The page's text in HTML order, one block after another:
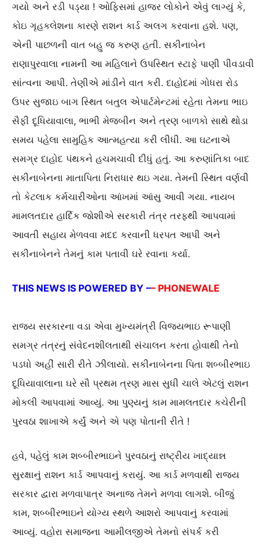
ગયો અને રડી પડ્યા ! ઓફિસમાં હાજર લોકોને એવું લાગ્યું કે,
કોઇ ગૃહકલેશના કારણે રાશન કાર્ડ અલગ કરવાના હશે. પણ,
એની પાછળની વાત બહુ જ કરુણ હતી. સકીનાબેન
રાણાપુરવાલા નામની આ મહિલાને ઉપસ્થિત સ્ટાફે પાણી પીવડાવી
સાંત્વના આપી. તેણીએ માંડીને વાત કરી. દાહોદમાં ગોધરા રોડ
ઉપર સુજાઇ બાગ સ્થિત બતુલ એપાર્ટમેન્ટમાં રહેતા તેમના ભાઇ
સૈફી દૂધિયાવાલા, ભાભી મેજબીન અને ત્રણ બાળકો સાથે થોડા
સમય પહેલા સામુહિક આત્મહત્યા કરી લીધી. આ ઘટનાએ
સમગ્ર દાહોદ પંથકને હચમચાવી દીધું હતું. આ કરુણાંતિકા બાદ
સકીનાબેનના માતાપિતા નિરાધાર થઇ ગયા. તેમની સ્થિત વર્ણવી
તો કેટલાક કર્મચારીઓના આંખમાં આંસુ આવી ગયા. નાયબ
મામલતદાર હાર્દિક જોશીએ સરકારી તંત્ર તરફથી આપવામાં
આવતી સહાય મેળવવા મદદ કરવાની ધરપત આપી અને
સકીનાબેનને તેમનું કામ પતાવી ઘરે રવાના કર્યા.
THIS NEWS IS POWERED BY –– PHONEWALE
રાજ્ય સરકારના વડા એવા મુખ્યમંત્રી વિજયભાઇ રૂપાણી
સમગ્ર તંત્રનું સંવેદનશીલતાથી સંચાલન કરતા હોવાથી તેનો
પડધો અહીં સારી રીતે ઝીલાયો. સકીનાબેનના પિતા શબ્બીરભાઇ
દૂધિયાવાલાના ઘરે સૌ પ્રથમ ત્રણ માસ સુધી ચાલે એટલું રાશન
મોકલી આપવામાં આવ્યું. આ પુણ્યનું કામ મામલતદાર કચેરીની
પુરવઠા શાખાએ કર્યું અને એ પણ પોતાની રીતે !
હવે, પહેલું કામ શબ્બીરભાઇને પુરવઠાનું રાષ્ટ્રીય ખાદ્યાન્ન
સુરક્ષાનું રાશન કાર્ડ આપવાનું કરાયું. આ કાર્ડ મળવાથી રાજ્ય
સરકાર દ્વારા મળવાપાત્ર અનાજ તેમને મળવા લાગશે. બીજું
કામ, શબ્બીરભાઇને યોગ્ય સ્થળે આશરો આપવાનું કરવામાં
આવ્યું. વહોરા સમાજના આમીલજીએ તેમનો સંપર્ક કરી